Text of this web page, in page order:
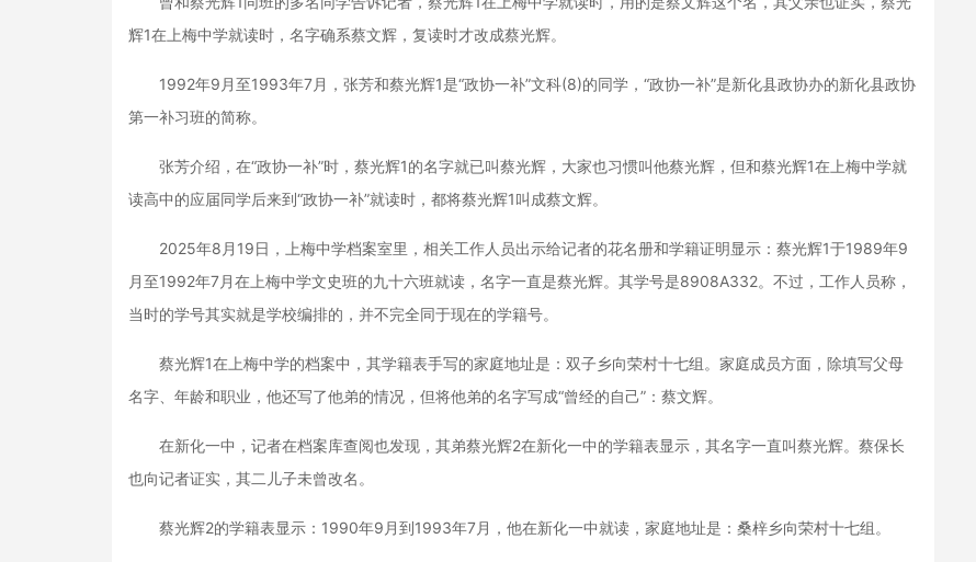
辉1在上梅中学就读时，名字确系蔡文辉，复读时才改成蔡光辉。
1992年9月至1993年7月，张芳和蔡光辉1是“政协一补”文科(8)的同学，“政协一补”是新化县政协办的新化县政协
第一补习班的简称。
张芳介绍，在“政协一补”时，蔡光辉1的名字就已叫蔡光辉，大家也习惯叫他蔡光辉，但和蔡光辉1在上梅中学就
读高中的应届同学后来到“政协一补”就读时，都将蔡光辉1叫成蔡文辉。
2025年8月19日，上梅中学档案室里，相关工作人员出示给记者的花名册和学籍证明显示：蔡光辉1于1989年9
月至1992年7月在上梅中学文史班的九十六班就读，名字一直是蔡光辉。其学号是8908A332。不过，工作人员称，
当时的学号其实就是学校编排的，并不完全同于现在的学籍号。
蔡光辉1在上梅中学的档案中，其学籍表手写的家庭地址是：双子乡向荣村十七组。家庭成员方面，除填写父母
名字、年龄和职业，他还写了他弟的情况，但将他弟的名字写成“曾经的自己”：蔡文辉。
在新化一中，记者在档案库查阅也发现，其弟蔡光辉2在新化一中的学籍表显示，其名字一直叫蔡光辉。蔡保长
也向记者证实，其二儿子未曾改名。
蔡光辉2的学籍表显示：1990年9月到1993年7月，他在新化一中就读，家庭地址是：桑梓乡向荣村十七组。